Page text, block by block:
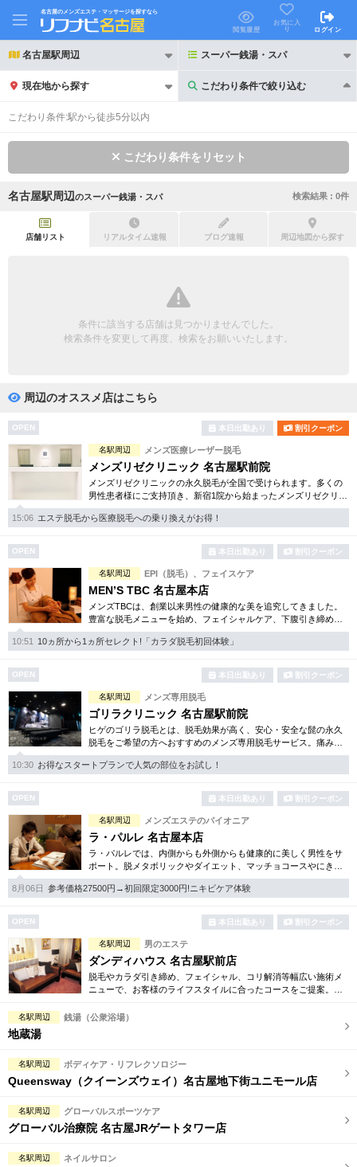
名古屋のメンズエステ・マッサージを探すなら
閲覧履歴
お気に入
り
ログイン
名古屋駅周辺 スーパー銭湯・スパ
現在地から探す こだわり条件で絞り込む
こだわり条件で絞り込む
初回割引あり リピーター割引あり
団体様歓迎
ペアルームあり
フットバスあり 岩盤浴あり
専用駐車場あり 有資格者在籍
日本人スタッフのみ 女性スタッフのみ
スタッフ指名可 Ｗセラピスト
駅から徒歩5分以内
こだわり条件を変更
閉じる
こだわり条件:駅から徒歩5分以内
こだわり条件をリセット
名古屋駅周辺のスーパー銭湯・スパ 検索結果 : 0件
店舗リスト リアルタイム速報 ブログ速報 周辺地図から探す
条件に該当する店舗は見つかりませんでした。
検索条件を変更して再度、検索をお願いいたします。
周辺のオススメ店はこちら
OPEN 本日出勤あり 割引クーポン
名駅周辺 メンズ医療レーザー脱毛
メンズリゼクリニック 名古屋駅前院
メンズリゼクリニックの永久脱毛が全国で受けられます。多くの
男性患者様にご支持頂き、新宿1院から始まったメンズリゼクリニ
ックが、現在では提携院含め全国10院を展開するクリニックにな
りました。
15:06 エステ脱毛から医療脱毛への乗り換えがお得！
OPEN 本日出勤あり 割引クーポン
名駅周辺 EPI（脱毛）、フェイスケア
MEN’S TBC 名古屋本店
メンズTBCは、創業以来男性の健康的な美を追究してきました。
豊富な脱毛メニューを始め、フェイシャルケア、下腹引き締め
等、各種お得な体験コースを取り揃えています。選べる種類の多
さで初めての方も安心です。
10:51 10ヵ所から1ヵ所セレクト!「カラダ脱毛初回体験」
OPEN 本日出勤あり 割引クーポン
名駅周辺 メンズ専用脱毛
ゴリラクリニック 名古屋駅前院
ヒゲのゴリラ脱毛とは、脱毛効果が高く、安心・安全な髭の永久
脱毛をご希望の方へおすすめのメンズ専用脱毛サービス。痛みに
弱い方には医療用麻酔を3種ご用意、医療認可の脱毛機のみを使
用。スキンケアも万全です。
10:30 お得なスタートプランで人気の部位をお試し！
OPEN 本日出勤あり 割引クーポン
名駅周辺 メンズエステのパイオニア
ラ・パルレ 名古屋本店
ラ・パルレでは、内側からも外側からも健康的に美しく男性をサ
ポート。脱メタボリックやダイエット、マッチョコースやにきび
内外コース、アロマトリートメント等多彩なメニューをご用意。
お得な体験コースも多数！
8月06日 参考価格27500円→初回限定3000円!ニキビケア体験
OPEN 本日出勤あり 割引クーポン
名駅周辺 男のエステ
ダンディハウス 名古屋駅前店
脱毛やカラダ引き締め、フェイシャル、コリ解消等幅広い施術メ
ニューで、お客様のライフスタイルに合ったコースをご提案。各
の効果を実感しています。
名駅周辺 銭湯（公衆浴場）
地蔵湯
名駅周辺 ボディケア・リフレクソロジー
Queensway（クイーンズウェイ）名古屋地下街ユニモール店
名駅周辺 グローバルスポーツケア
グローバル治療院 名古屋JRゲートタワー店
名駅周辺 ネイルサロン